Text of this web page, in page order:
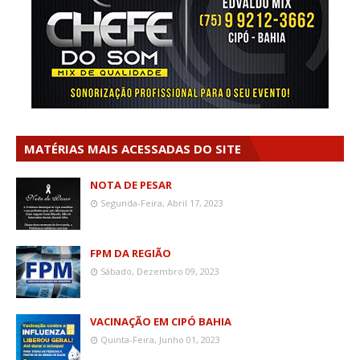
MATÉRIAS MAIS ACESSADAS DO SITE
NOTA DE PESAR
Segunda-Feira, Abril 17, 2023
FPM DA REGIÃO
Sábado, Dezembro 09, 2023
VACINAÇÃO EM CIPÓ BAHIA
Quinta-Feira, Junho 01, 2023